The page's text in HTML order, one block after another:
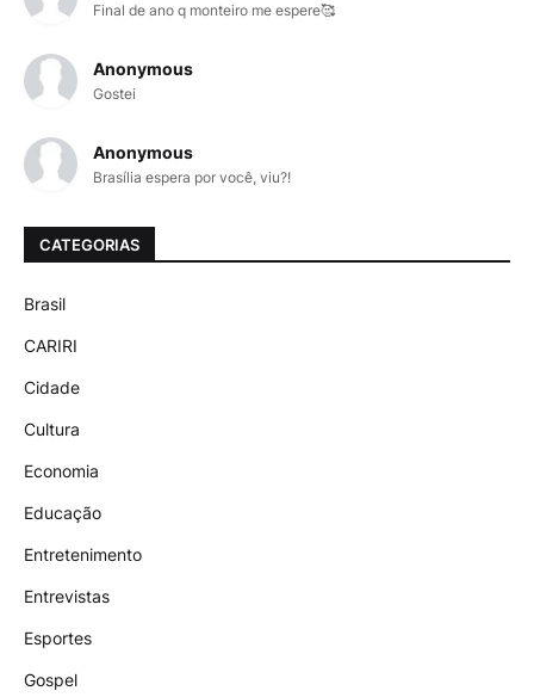
Final de ano q monteiro me espere🥰
Anonymous
Gostei
Anonymous
Brasília espera por você, viu?!
CATEGORIAS
Brasil
CARIRI
Cidade
Cultura
Economia
Educação
Entretenimento
Entrevistas
Esportes
Gospel